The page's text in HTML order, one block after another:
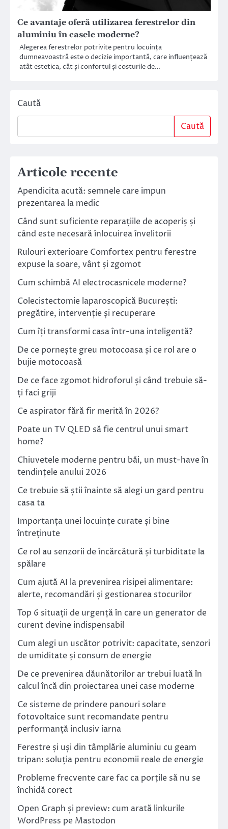
Ce avantaje oferă utilizarea ferestrelor din
aluminiu în casele moderne?
Alegerea ferestrelor potrivite pentru locuința
dumneavoastră este o decizie importantă, care influențează
atât estetica, cât și confortul și costurile de…
Caută
Caută
Articole recente
Apendicita acută: semnele care impun
prezentarea la medic
Când sunt suficiente reparațiile de acoperiș și
când este necesară înlocuirea învelitorii
Rulouri exterioare Comfortex pentru ferestre
expuse la soare, vânt și zgomot
Cum schimbă AI electrocasnicele moderne?
Colecistectomie laparoscopică București:
pregătire, intervenție și recuperare
Cum îți transformi casa într-una inteligentă?
De ce pornește greu motocoasa și ce rol are o
bujie motocoasă
De ce face zgomot hidroforul și când trebuie să-
ți faci griji
Ce aspirator fără fir merită în 2026?
Poate un TV QLED să fie centrul unui smart
home?
Chiuvetele moderne pentru băi, un must-have în
tendințele anului 2026
Ce trebuie să știi înainte să alegi un gard pentru
casa ta
Importanța unei locuințe curate și bine
întreținute
Ce rol au senzorii de încărcătură și turbiditate la
spălare
Cum ajută AI la prevenirea risipei alimentare:
alerte, recomandări și gestionarea stocurilor
Top 6 situații de urgență în care un generator de
curent devine indispensabil
Cum alegi un uscător potrivit: capacitate, senzori
de umiditate și consum de energie
De ce prevenirea dăunătorilor ar trebui luată în
calcul încă din proiectarea unei case moderne
Ce sisteme de prindere panouri solare
fotovoltaice sunt recomandate pentru
performanță inclusiv iarna
Ferestre și uși din tâmplărie aluminiu cu geam
tripan: soluția pentru economii reale de energie
Probleme frecvente care fac ca porțile să nu se
închidă corect
Open Graph și preview: cum arată linkurile
WordPress pe Mastodon